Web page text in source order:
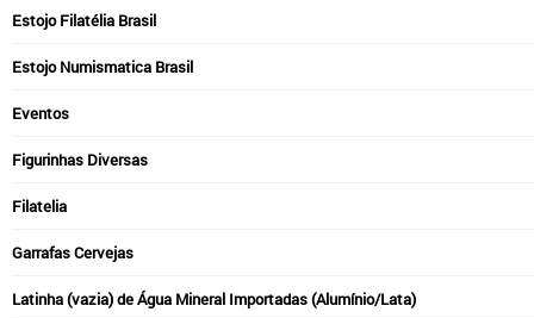
Estojo Filatélia Brasil
Estojo Numismatica Brasil
Eventos
Figurinhas Diversas
Filatelia
Garrafas Cervejas
Latinha (vazia) de Água Mineral Importadas (Alumínio/Lata)